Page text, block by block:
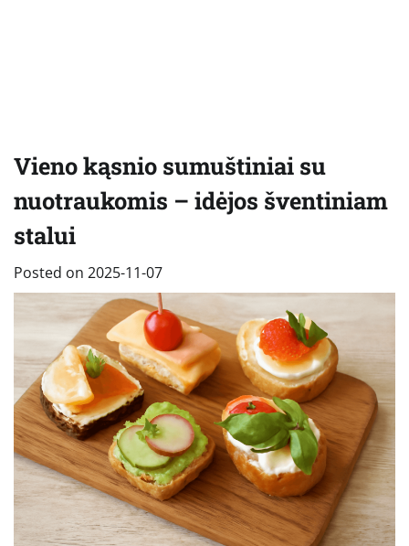
Vieno kąsnio sumuštiniai su
nuotraukomis – idėjos šventiniam
stalui
Posted on 2025-11-07